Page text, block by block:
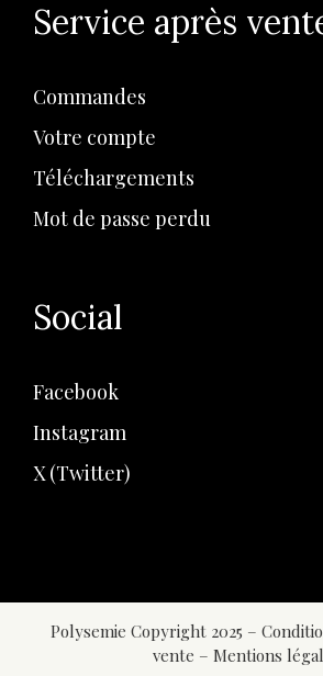
Service après
Commandes
Votre compte
Téléchargements
Mot de passe perdu
Social
Facebook
Instagram
X (Twitter)
Polysemie Copyright 2025 –
vente – Mentions